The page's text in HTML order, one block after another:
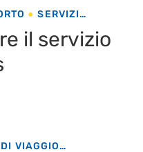
SERVIZI
il servizio
VIAGGIO